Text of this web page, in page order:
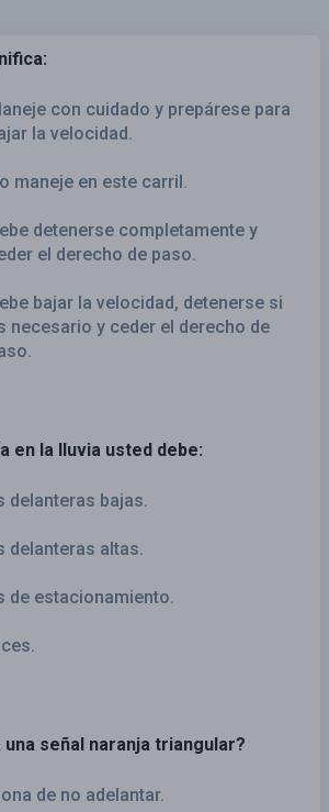
con cuidado y prepárese para
la velocidad.
maneje en este carril.
detenerse completamente y
el derecho de paso.
bajar la velocidad, detenerse si
necesario y ceder el derecho de
en la lluvia usted debe:
delanteras bajas.
delanteras altas.
de estacionamiento.
señal naranja triangular?
de no adelantar.